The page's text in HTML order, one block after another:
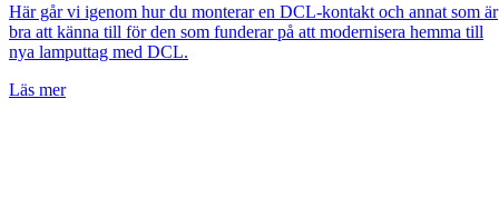
Här går vi igenom hur du monterar en DCL-kontakt och annat som är
bra att känna till för den som funderar på att modernisera hemma till
nya lamputtag med DCL.
Läs mer